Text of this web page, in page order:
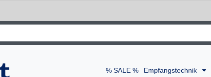
% SALE % Empfangstechnik